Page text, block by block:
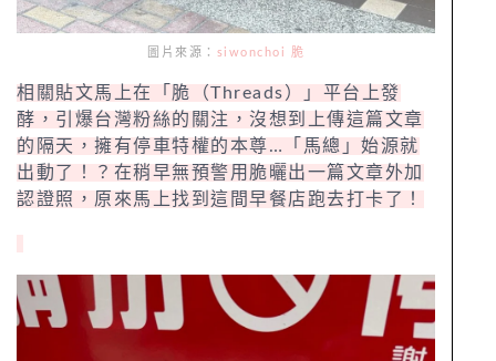
圖片來源： siwonchoi 脆
相關貼文馬上在「脆（Threads）」平台上發
酵，引爆台灣粉絲的關注，沒想到上傳這篇文章
的隔天，擁有停車特權的本尊…「馬總」始源就
出動了！？在稍早無預警用脆曬出一篇文章外加
認證照，原來馬上找到這間早餐店跑去打卡了！